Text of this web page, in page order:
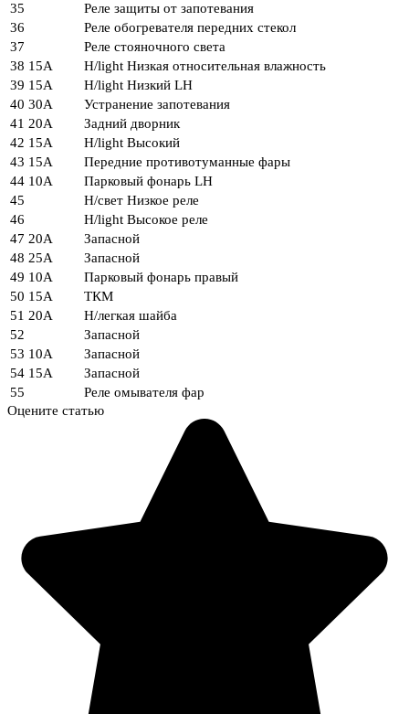
35
Реле защиты от запотевания
36
Реле обогревателя передних стекол
37
Реле стояночного света
38 15А
H/light Низкая относительная влажность
39 15А
H/light Низкий LH
40 30А
Устранение запотевания
41 20А
Задний дворник
42 15А
H/light Высокий
43 15А
Передние противотуманные фары
44 10А
Парковый фонарь LH
45
Н/свет Низкое реле
46
H/light Высокое реле
47 20А
Запасной
48 25А
Запасной
49 10А
Парковый фонарь правый
50 15А
ТКМ
51 20А
H/легкая шайба
52
Запасной
53 10А
Запасной
54 15А
Запасной
55
Реле омывателя фар
Оцените статью